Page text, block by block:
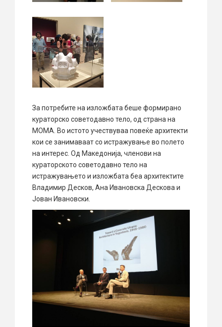
За потребите на изложбата беше формирано
кураторско советодавно тело, од страна на
МОМА. Во истото учествуваа повеќе архитекти
кои се занимаваат со истражување во полето
на интерес. Од Македонија, членови на
кураторското советодавно тело на
истражувањето и изложбата беа архитектите
Владимир Десков, Ана Ивановска Дескова и
Јован Ивановски.